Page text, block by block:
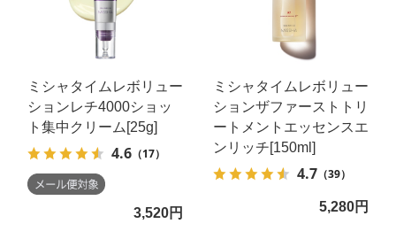
ミシャタイムレボリュー
ションレチ4000ショッ
ト集中クリーム[25g]
4.6 （17）
3,520円
ミシャタイムレボリュー
ションザファーストトリ
ートメントエッセンスエ
ンリッチ[150ml]
4.7（39）
5,280円